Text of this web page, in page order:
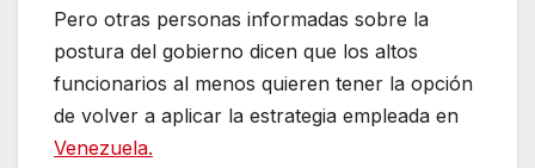
Pero otras personas informadas sobre la
postura del gobierno dicen que los altos
funcionarios al menos quieren tener la opción
de volver a aplicar la estrategia empleada en
Venezuela.